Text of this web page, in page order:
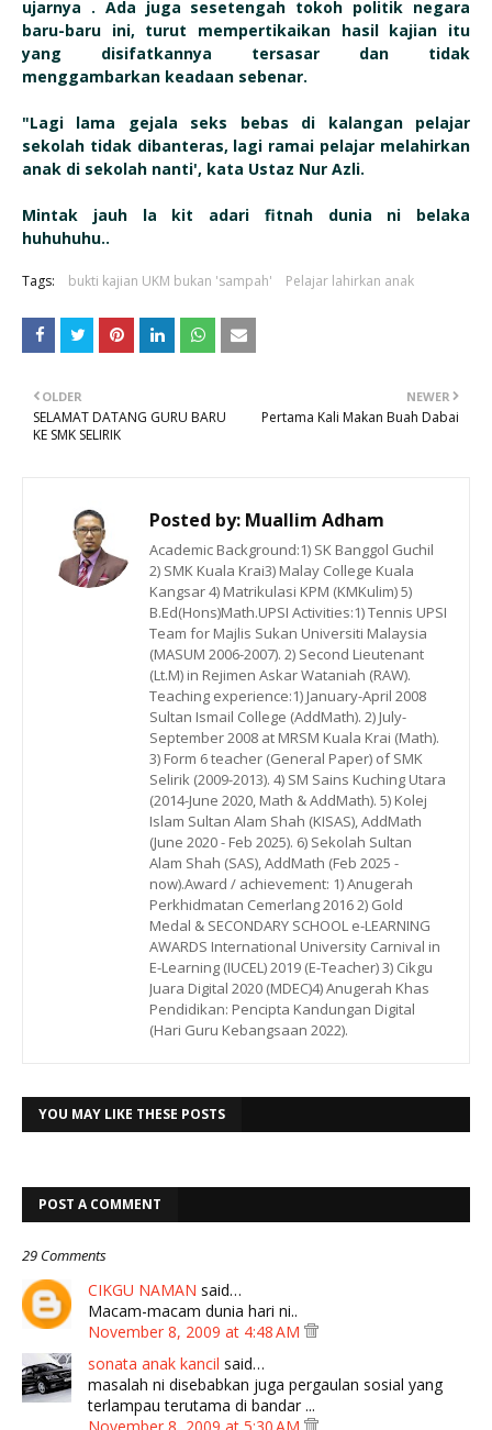
ujarnya . Ada juga sesetengah tokoh politik negara
baru-baru ini, turut mempertikaikan hasil kajian itu
yang disifatkannya tersasar dan tidak
menggambarkan keadaan sebenar.
"Lagi lama gejala seks bebas di kalangan pelajar
sekolah tidak dibanteras, lagi ramai pelajar melahirkan
anak di sekolah nanti', kata Ustaz Nur Azli.
Mintak jauh la kit adari fitnah dunia ni belaka
huhuhuhu..
Tags: bukti kajian UKM bukan 'sampah' Pelajar lahirkan anak
NEWER
Pertama Kali Makan Buah Dabai
OLDER
SELAMAT DATANG GURU BARU
KE SMK SELIRIK
Posted by: Muallim Adham
Academic Background:1) SK Banggol Guchil
2) SMK Kuala Krai3) Malay College Kuala
Kangsar 4) Matrikulasi KPM (KMKulim) 5)
B.Ed(Hons)Math.UPSI Activities:1) Tennis UPSI
Team for Majlis Sukan Universiti Malaysia
(MASUM 2006-2007). 2) Second Lieutenant
(Lt.M) in Rejimen Askar Wataniah (RAW).
Teaching experience:1) January-April 2008
Sultan Ismail College (AddMath). 2) July-
September 2008 at MRSM Kuala Krai (Math).
3) Form 6 teacher (General Paper) of SMK
Selirik (2009-2013). 4) SM Sains Kuching Utara
(2014-June 2020, Math & AddMath). 5) Kolej
Islam Sultan Alam Shah (KISAS), AddMath
(June 2020 - Feb 2025). 6) Sekolah Sultan
Alam Shah (SAS), AddMath (Feb 2025 -
now).Award / achievement: 1) Anugerah
Perkhidmatan Cemerlang 2016 2) Gold
Medal & SECONDARY SCHOOL e-LEARNING
AWARDS International University Carnival in
E-Learning (IUCEL) 2019 (E-Teacher) 3) Cikgu
Juara Digital 2020 (MDEC)4) Anugerah Khas
Pendidikan: Pencipta Kandungan Digital
(Hari Guru Kebangsaan 2022).
YOU MAY LIKE THESE POSTS
POST A COMMENT
29 Comments
CIKGU NAMAN said…
Macam-macam dunia hari ni..
November 8, 2009 at 4:48 AM
sonata anak kancil said…
masalah ni disebabkan juga pergaulan sosial yang
terlampau terutama di bandar ...